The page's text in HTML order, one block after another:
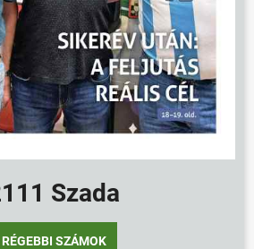
Szada
RÉGEBBI SZÁMOK